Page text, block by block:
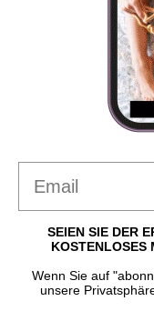
SEIEN SIE DER
KOSTENLOSES
Wenn Sie auf
unsere